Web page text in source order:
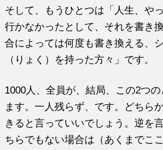
そして、もうひとつは「人生、や
行かなかったとして、それを書き
合によっては何度も書き換える、
（りょく）を持った方々」です。
1000人、全員が、結局、この2つ
ます。一人残らず、です。どちら
きると言っていいでしょう。逆を
ちらでもない場合は（あくまでこ